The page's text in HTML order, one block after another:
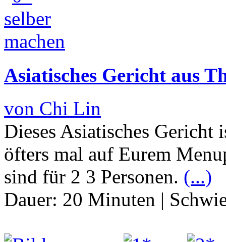
Asiatisches Gericht aus
von Chi Lin
Dieses Asiatisches Gericht
öfters mal auf Eurem
sind für 2 3 Personen. (...)
Dauer: 20 Minuten |